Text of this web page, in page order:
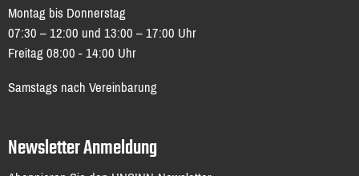
Montag bis Donnerstag
07:30 – 12:00 und 13:00 – 17:00 Uhr
Freitag 08:00 - 14:00 Uhr
Samstags nach Vereinbarung
Newsletter Anmeldung